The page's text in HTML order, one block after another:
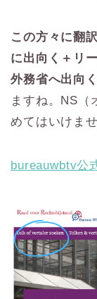
この方々に翻
に出向く＋リ
外務省へ出向
ますね。NS（
めてはいけませ
bureauwbtv公